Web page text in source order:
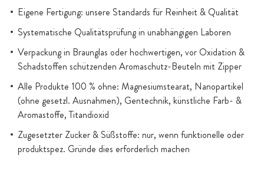
Eigene Fertigung: unsere Standards für Reinheit & Qualität
Systematische Qualitätsprüfung in unabhängigen Laboren
Verpackung in Braunglas oder hochwertigen, vor Oxidation &
Schadstoffen schützenden Aromaschutz-Beuteln mit Zipper
Alle Produkte 100 % ohne: Magnesiumstearat, Nanopartikel
(ohne gesetzl. Ausnahmen), Gentechnik, künstliche Farb- &
Aromastoffe, Titandioxid
Zugesetzter Zucker & Süßstoffe: nur, wenn funktionelle oder
produktspez. Gründe dies erforderlich machen